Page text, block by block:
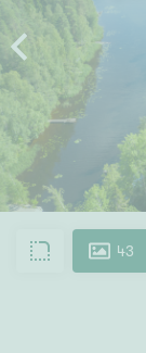
43